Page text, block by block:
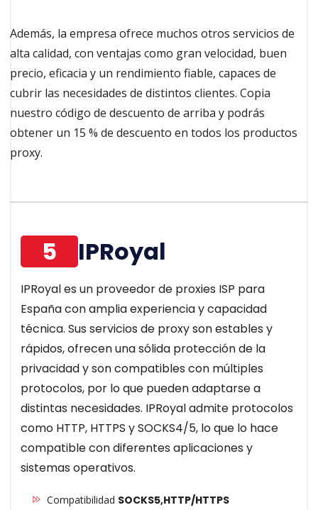
Además, la empresa ofrece muchos otros servicios de
alta calidad, con ventajas como gran velocidad, buen
precio, eficacia y un rendimiento fiable, capaces de
cubrir las necesidades de distintos clientes. Copia
nuestro código de descuento de arriba y podrás
obtener un 15 % de descuento en todos los productos
proxy.
5 IPRoyal
IPRoyal es un proveedor de proxies ISP para
España con amplia experiencia y capacidad
técnica. Sus servicios de proxy son estables y
rápidos, ofrecen una sólida protección de la
privacidad y son compatibles con múltiples
protocolos, por lo que pueden adaptarse a
distintas necesidades. IPRoyal admite protocolos
como HTTP, HTTPS y SOCKS4/5, lo que lo hace
compatible con diferentes aplicaciones y
sistemas operativos.
Compatibilidad SOCKS5,HTTP/HTTPS